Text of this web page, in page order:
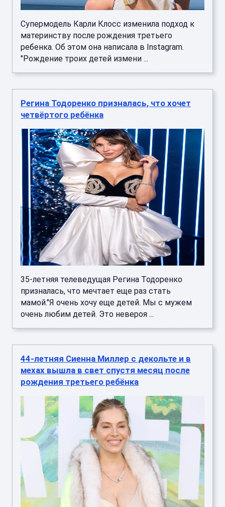
Супермодель Карли Клосс изменила подход к
материнству после рождения третьего
ребенка. Об этом она написала в Instagram.
"Рождение троих детей измени ...
Регина Тодоренко призналась, что хочет
четвёртого ребёнка
35-летняя телеведущая Регина Тодоренко
призналась, что мечтает еще раз стать
мамой."Я очень хочу еще детей. Мы с мужем
очень любим детей. Это невероя ...
44-летняя Сиенна Миллер с декольте и в
мехах вышла в свет спустя месяц после
рождения третьего ребёнка